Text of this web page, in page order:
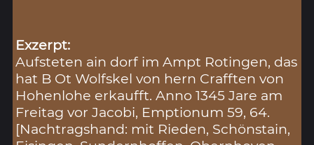
Exzerpt:
Aufsteten ain dorf im Ampt Rotingen, das
hat B Ot Wolfskel von hern Crafften von
Hohenlohe erkaufft. Anno 1345 Jare am
Freitag vor Jacobi, Emptionum 59, 64.
[Nachtragshand: mit Rieden, Schönstain,